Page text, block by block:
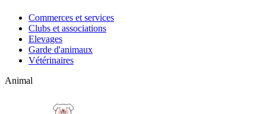
Commerces et services
Clubs et associations
Elevages
Garde d'animaux
Vétérinaires
Animal